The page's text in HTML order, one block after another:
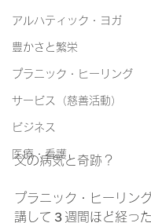
アルハティック・ヨガ
豊かさと繁栄
プラニック・ヒーリング
サービス（慈善活動）
ビジネス
医療・看護
父の病気と奇跡？
プラニック・ヒーリン
講して３週間ほど経っ